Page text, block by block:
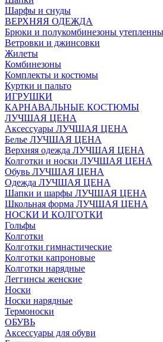
Шарфы и снуды
ВЕРХНЯЯ ОДЕЖДА
Брюки и полукомбинезоны
Ветровки и джинсовки
Жилеты
Комбинезоны
Комплекты и костюмы
Куртки и пальто
ИГРУШКИ
КАРНАВАЛЬНЫЕ КОСТЮМЫ
ЛУЧШАЯ ЦЕНА
Аксессуары ЛУЧШАЯ ЦЕНА
Белье ЛУЧШАЯ ЦЕНА
Верхняя одежда ЛУЧШАЯ ЦЕНА
Колготки и носки ЛУЧШАЯ ЦЕНА
Обувь ЛУЧШАЯ ЦЕНА
Одежда ЛУЧШАЯ ЦЕНА
Шапки и шарфы ЛУЧШАЯ ЦЕНА
Школьная форма ЛУЧШАЯ ЦЕНА
НОСКИ И КОЛГОТКИ
Гольфы
Колготки
Колготки гимнастические
Колготки капроновые
Колготки нарядные
Леггинсы женские
Носки
Носки нарядные
Термоноски
ОБУВЬ
Аксессуары для обуви